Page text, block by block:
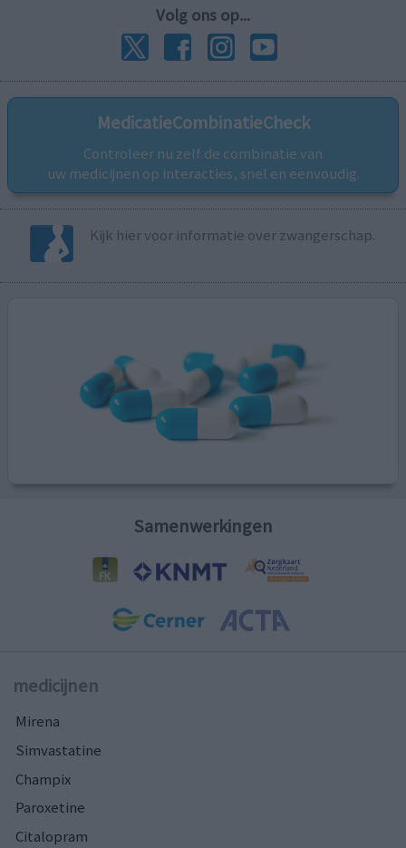
Volg ons op...
MedicatieCombinatieCheck
Controleer nu zelf de combinatie van
uw medicijnen op interacties, snel en eenvoudig.
Kijk hier voor informatie over zwangerschap.
Samenwerkingen
medicijnen
Mirena
Simvastatine
Champix
Paroxetine
Citalopram